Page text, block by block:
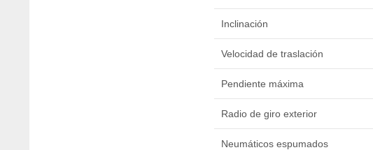
Inclinación
Velocidad de traslación
Pendiente máxima
Radio de giro exterior
Neumáticos espumados